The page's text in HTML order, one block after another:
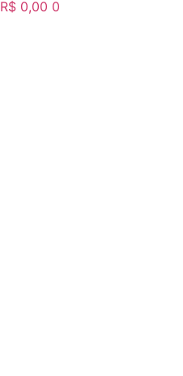
R$ 0,00 0